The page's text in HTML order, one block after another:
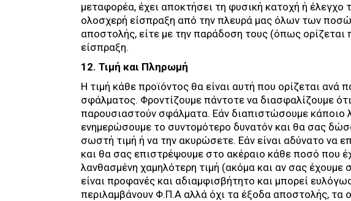
μεταφορέα, έχει αποκτήσει τη φυσική κατοχή ή
ολοσχερή είσπραξη από την πλευρά μας όλων των
αποστολής, είτε με την παράδοση τους (όπως
είσπραξη.
12. Τιμή και Πληρωμή
Η τιμή κάθε προϊόντος θα είναι αυτή που ορίζεται
σφάλματος. Φροντίζουμε πάντοτε να διασφαλίζουμε
παρουσιαστούν σφάλματα. Εάν διαπιστώσουμε κάποιο
ενημερώσουμε το συντομότερο δυνατόν και θα σας
σωστή τιμή ή να την ακυρώσετε. Εάν είναι αδύνατο να
και θα σας επιστρέψουμε στο ακέραιο κάθε ποσό που
λανθασμένη χαμηλότερη τιμή (ακόμα και αν σας
είναι προφανές και αδιαμφισβήτητο και μπορεί
περιλαμβάνουν Φ.Π.Α αλλά όχι τα έξοδα αποστολής, τα